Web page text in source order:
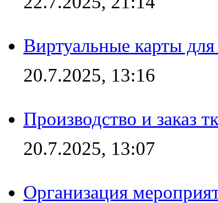
Виртуальные карты
20.7.2025, 13:16
Производство и заказ
20.7.2025, 13:07
Организация